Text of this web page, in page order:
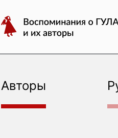
Воспоминания
о
и
авторы
Авторы